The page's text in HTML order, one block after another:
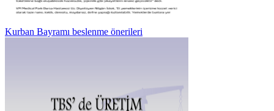
Kurban Bayramı beslenme önerileri